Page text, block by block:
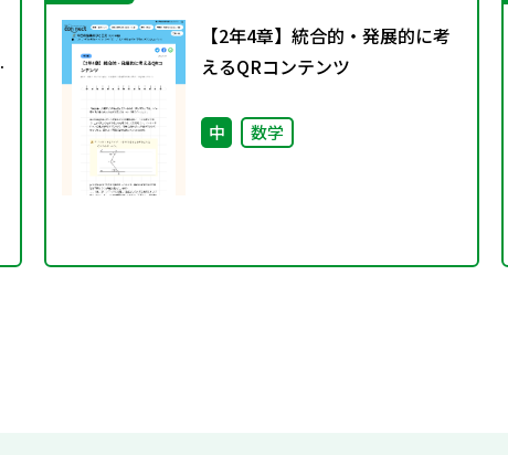
【2年4章】統合的・発展的に考
えるQRコンテンツ
中 数学